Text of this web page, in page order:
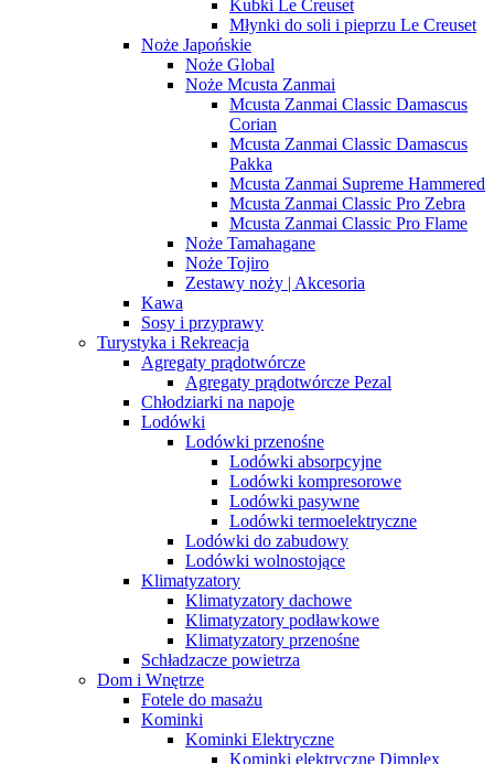
Kubki Le Creuset
Młynki do soli i pieprzu Le Creuset
Noże Japońskie
Noże Global
Noże Mcusta Zanmai
Mcusta Zanmai Classic Damascus
Corian
Mcusta Zanmai Classic Damascus
Pakka
Mcusta Zanmai Supreme Hammered
Mcusta Zanmai Classic Pro Zebra
Mcusta Zanmai Classic Pro Flame
Noże Tamahagane
Noże Tojiro
Zestawy noży | Akcesoria
Kawa
Sosy i przyprawy
Turystyka i Rekreacja
Agregaty prądotwórcze
Agregaty prądotwórcze Pezal
Chłodziarki na napoje
Lodówki
Lodówki przenośne
Lodówki absorpcyjne
Lodówki kompresorowe
Lodówki pasywne
Lodówki termoelektryczne
Lodówki do zabudowy
Lodówki wolnostojące
Klimatyzatory
Klimatyzatory dachowe
Klimatyzatory podławkowe
Klimatyzatory przenośne
Schładzacze powietrza
Dom i Wnętrze
Fotele do masażu
Kominki
Kominki Elektryczne
Kominki elektryczne Dimplex